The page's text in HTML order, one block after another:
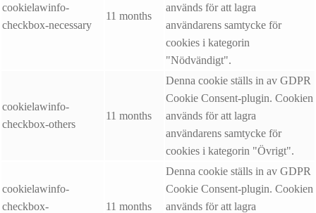
cookielawinfo-
checkbox-necessary
11 months
används för att lagra
användarens samtycke för
cookies i kategorin
"Nödvändigt".
cookielawinfo-
checkbox-others
11 months
Denna cookie ställs in av GDPR
Cookie Consent-plugin. Cookien
används för att lagra
användarens samtycke för
cookies i kategorin "Övrigt".
cookielawinfo-
checkbox-
11 months
Denna cookie ställs in av GDPR
Cookie Consent-plugin. Cookien
används för att lagra